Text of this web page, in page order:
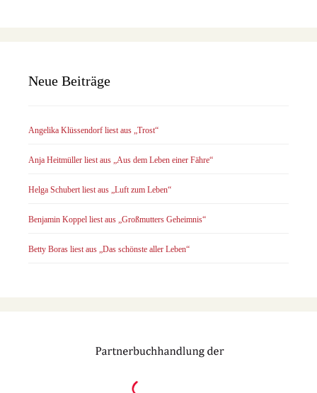
Neue Beiträge
Angelika Klüssendorf liest aus „Trost“
Anja Heitmüller liest aus „Aus dem Leben einer Fähre“
Helga Schubert liest aus „Luft zum Leben“
Benjamin Koppel liest aus „Großmutters Geheimnis“
Betty Boras liest aus „Das schönste aller Leben“